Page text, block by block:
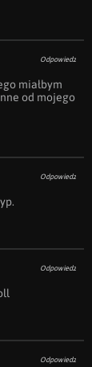
Odpowiedz
miałbym
od mojego
Odpowiedz
Odpowiedz
Odpowiedz